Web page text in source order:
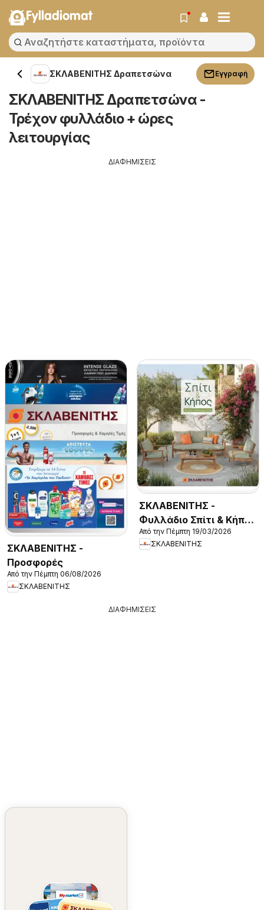
Fylladiomat
ΣΚΛΑΒΕΝΙΤΗΣ Δραπετσώνα Εγγραφή
ΣΚΛΑΒΕΝΙΤΗΣ Δραπετσώνα -
Τρέχον φυλλάδιο + ώρες
λειτουργίας
ΔΙΑΦΗΜΙΣΕΙΣ
ΣΚΛΑΒΕΝΙΤΗΣ -
Προσφορές
Από την Πέμπτη 06/08/2026
ΣΚΛΑΒΕΝΙΤΗΣ
ΣΚΛΑΒΕΝΙΤΗΣ -
Φυλλάδιο Σπίτι & Κήπος
2026
Από την Πέμπτη 19/03/2026
ΣΚΛΑΒΕΝΙΤΗΣ
ΔΙΑΦΗΜΙΣΕΙΣ